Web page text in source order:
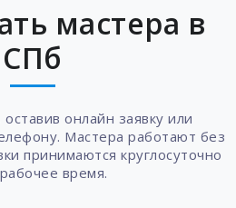
мастера в
СПб
онлайн заявку или
Мастера работают без
принимаются круглосуточно
время.